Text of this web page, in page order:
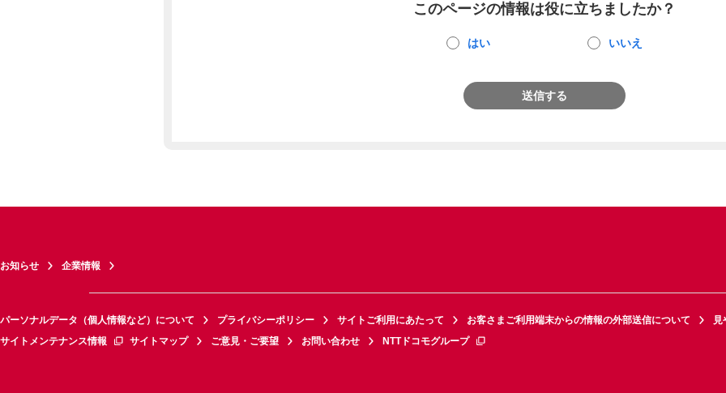
このページの情報は役に立ちましたか？
はい いいえ
送信する
お知らせ 企業情報
パーソナルデータ（個人情報など）について プライバシーポリシー サイトご利用にあたって お客さまご利用端末からの情報の外部送信について
見
サイトメンテナンス情報
サイトマップ ご意見・ご要望 お問い合わせ NTTドコモグループ